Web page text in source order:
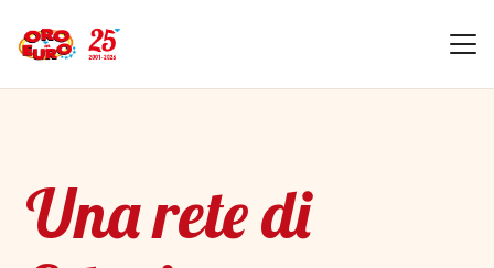
Una rete di